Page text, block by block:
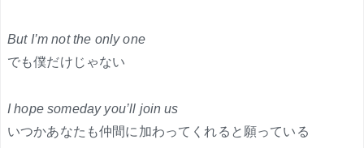
But I’m not the only one
でも僕だけじゃない
I hope someday you’ll join us
いつかあなたも仲間に加わってくれると願っている